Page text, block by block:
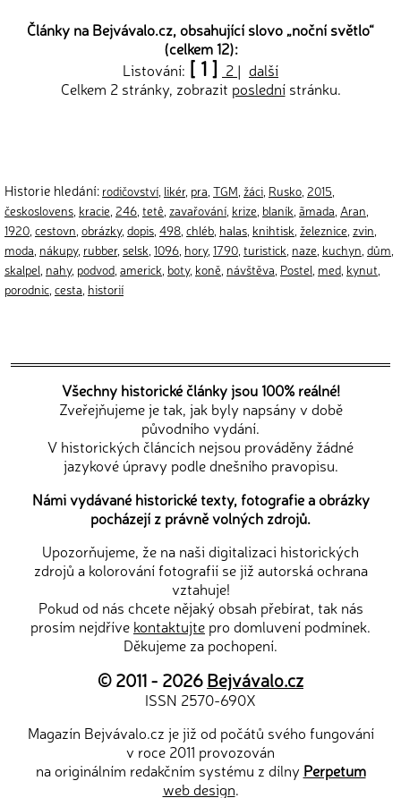
Články na Bejvávalo.cz, obsahující slovo „noční světlo“
(celkem 12):
Listování: [ 1 ] 2 | další
Celkem 2 stránky, zobrazit poslednístránku.
Historie hledání: rodičovství likér, pra TGM žáci Rusko 2015
českoslovens kracie 246 tetê zavařování krize blaník ãmada Aran
1920 cestovn obrázky, dopis 498 chléb halas knihtisk železnice zvin
moda nákupy, rubber, selsk 1096 hory, 1790 turistick naze kuchyn dům
skalpel nahy, podvod americk boty, koně návštěva Postel med kynut
porodnic cesta historií
Všechny historické články jsou 100% reálné!
Zveřejňujeme je tak, jak byly napsány v době
původního vydání.
V historických článcích nejsou prováděny žádné
jazykové úpravy podle dnešního pravopisu.
Námi vydávané historické texty, fotografie a obrázky
pocházejí z právně volných zdrojů.
Upozorňujeme, že na naši digitalizaci historických
zdrojů a kolorování fotografií se již autorská ochrana
vztahuje!
Pokud od nás chcete nějaký obsah přebírat, tak nás
prosím nejdříve kontaktujte pro domluvení podmínek.
Děkujeme za pochopení.
© 2011 - 2026Bejvávalo.cz
ISSN 2570-690X
Magazín Bejvávalo.cz je již od počátů svého fungování
v roce 2011 provozován
na originálním redakčním systému z dílny Perpetum
web design.